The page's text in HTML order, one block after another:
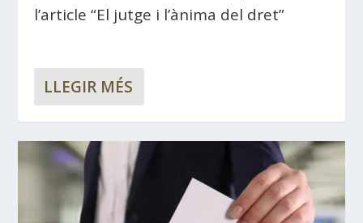
l’article “El jutge i l’ànima del dret”
LLEGIR MÉS